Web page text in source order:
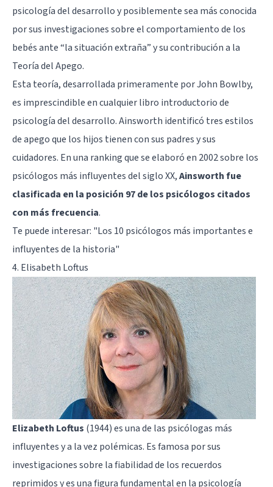
psicología del desarrolloy posiblemente sea más conocida
por sus investigaciones sobre el comportamiento de los
bebés ante “la situación extraña” y su contribución a la
Teoría del Apego.
Esta teoría, desarrollada primeramente por John Bowlby,
es imprescindible en cualquier libro introductorio de
psicología del desarrollo. Ainsworth identificó tres estilos
de apego que los hijos tienen con sus padres y sus
cuidadores. En una ranking que se elaboró en 2002 sobre los
psicólogos más influyentes del siglo XX,Ainsworth fue
clasificada en la posición 97 de los psicólogos citados
con más frecuencia.
Te puede interesar: "Los 10 psicólogos más importantes e
influyentes de la historia"
4. Elisabeth Loftus
Elizabeth Loftus (1944) es una de las psicólogas más
influyentes y a la vez polémicas. Es famosa por sus
investigaciones sobre la fiabilidad de los recuerdos
reprimidos y es una figura fundamental en la psicología